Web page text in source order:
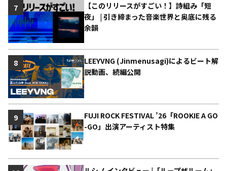
【このリリースがすごい！】詩組み「短
夜」 | 引き締まった音楽世界と奥底に残る
余韻
7
LEEYVNG (Jinmenusagi)によるビート解
説動画、続編公開
8
FUJI ROCK FESTIVAL ’26「ROOKIE A GO
-GO」出演アーティスト特集
9